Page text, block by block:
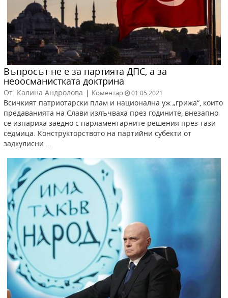
Въпросът не е за партията ДПС, а за
неоосманистката доктрина
От: Калина Андролова | Коментар 01.05.2021
Всичкият патриотарски плам и национална уж „грижа“, които
предаванията на Слави излъчваха през годините, внезапно
се изпариха заедно с парламентарните решения през тази
седмица. Конструкторството на партийни субекти от
задкулисни ...